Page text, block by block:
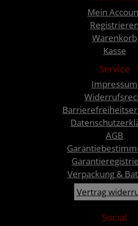
Mein
Registrieren
Warenkorb
Kasse
Service
Impressum
AGB
Verpackung &
Vertrag
Social